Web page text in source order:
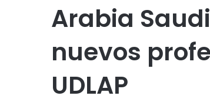
Arabia
nuevos
UDLAP